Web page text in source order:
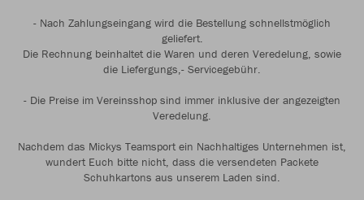
- Nach Zahlungseingang wird die Bestellung schnellstmöglich
geliefert.
Die Rechnung beinhaltet die Waren und deren Veredelung, sowie
die Liefergungs,- Servicegebühr.
- Die Preise im Vereinsshop sind immer inklusive der angezeigten
Veredelung.
Nachdem das Mickys Teamsport ein Nachhaltiges Unternehmen ist,
wundert Euch bitte nicht, dass die versendeten Packete
Schuhkartons aus unserem Laden sind.